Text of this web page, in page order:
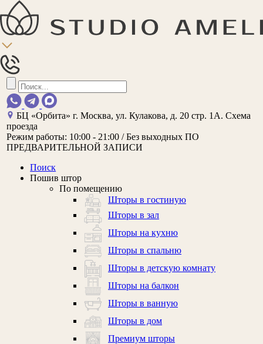
БЦ «Орбита»г. Москва, ул. Кулакова, д. 20 стр. 1А. Схема
проезда
Режим работы: 10:00 - 21:00 / Без выходных ПО
ПРЕДВАРИТЕЛЬНОЙ ЗАПИСИ
Поиск
Пошив штор
По помещению
Шторы в гостиную
Шторы в зал
Шторы на кухню
Шторы в спальню
Шторы в детскую комнату
Шторы на балкон
Шторы в ванную
Шторы в дом
Премиум шторы